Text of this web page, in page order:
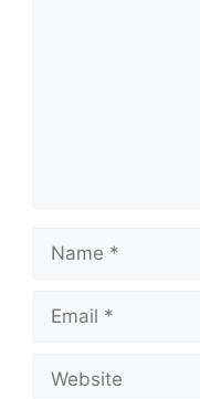
Name
Email
Website